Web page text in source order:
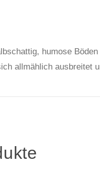
humose Böden
allmählich ausbreitet